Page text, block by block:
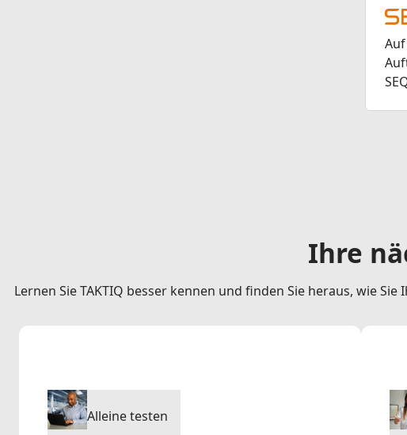
Ihre
Lernen Sie TAKTIQ besser kennen und finden Sie heraus, wie
Alleine testen